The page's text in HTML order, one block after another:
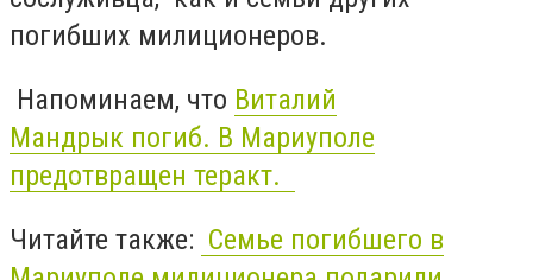
погибших милиционеров.
Напоминаем, что Виталий
Мандрык погиб. В Мариуполе
предотвращен теракт.
Читайте также: Семье погибшего в